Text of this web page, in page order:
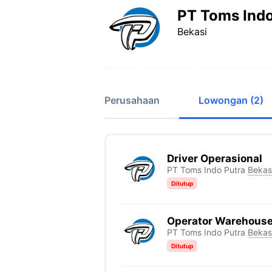
PT Toms
Bekasi
Perusahaan Lowongan (2)
Driver Operasional
PT Toms Indo Putra
Ditutup
Operator
PT Toms Indo Putra
Ditutup